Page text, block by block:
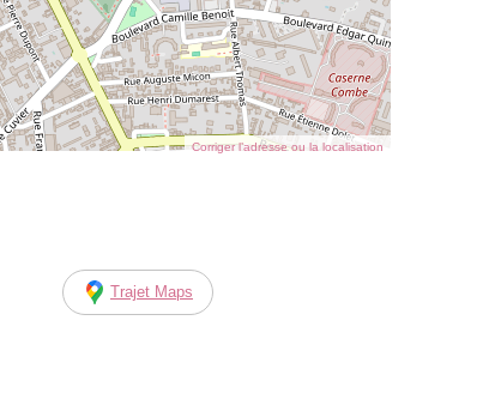
Corriger l’adresse ou la localisation
Trajet Maps